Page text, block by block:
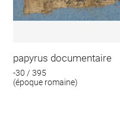
papyrus documentaire
-30 / 395
(époque romaine)